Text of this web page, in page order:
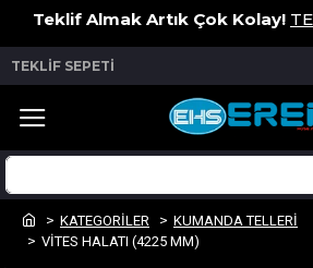
Teklif Almak Artık Çok Kolay!
TEKLİF SEPETİ
KATEGORİLER
KUMANDA TELLERİ
VİTES HALATI (4225 MM)